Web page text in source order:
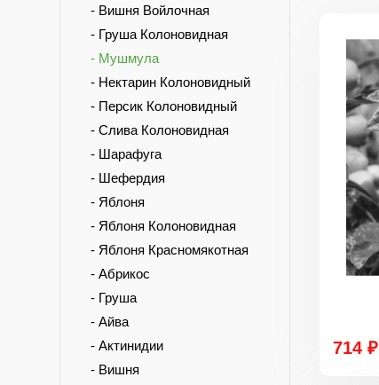
- Вишня Войлочная
- Груша Колоновидная
- Мушмула
- Нектарин Колоновидный
- Персик Колоновидный
- Слива Колоновидная
- Шарафуга
- Шефердия
- Яблоня
- Яблоня Колоновидная
- Яблоня Красномякотная
- Абрикос
- Груша
- Айва
- Актинидии
- Вишня
714 ₽